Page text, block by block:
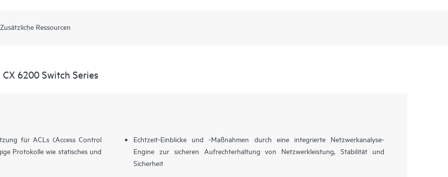
Zusätzliche Ressourcen
6200 Switch Series
für ACLs (Access Control
Protokolle wie statisches und
Echtzeit-Einblicke und -Maßnahmen durch eine integrierte Netzwerkanalyse-
Engine zur sicheren Aufrechterhaltung von Netzwerkleistung, Stabilität und
Sicherheit